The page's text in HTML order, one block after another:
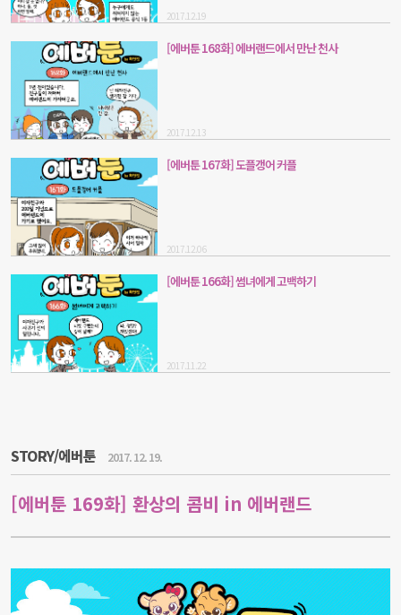
2017.12.19
[에버툰 168화] 에버랜드에서 만난 천사
2017.12.13
[에버툰 167화] 도플갱어 커플
2017.12.06
[에버툰 166화] 썸녀에게 고백하기
2017.11.22
STORY/에버툰 2017. 12. 19.
[에버툰 169화] 환상의 콤비 in 에버랜드